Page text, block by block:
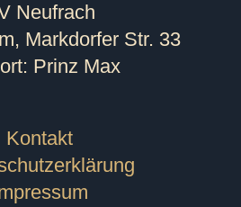
Neufrach
Markdorfer Str. 33
Prinz Max
Kontakt